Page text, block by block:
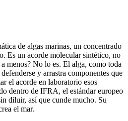
de algas marinas, un concentrado
Es un acorde molecular sintético, no
menos? No lo es. El alga, como toda
y arrastra componentes que
el acorde en laboratorio esos
dentro de IFRA, el estándar europeo
diluir, así que cunde mucho. Su
el mar.